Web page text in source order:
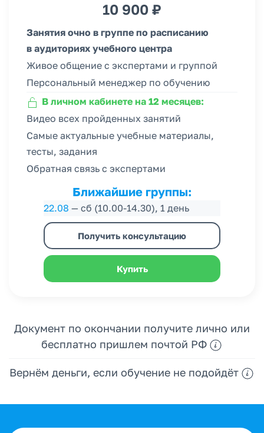
10 900 ₽
Занятия очно в группе по расписанию
в аудиториях учебного центра
Живое общение с экспертами и группой
Персональный менеджер по обучению
В личном кабинете на 12 месяцев:
Видео всех пройденных занятий
Самые актуальные учебные материалы,
тесты, задания
Обратная связь с экспертами
Ближайшие группы:
22.08 — сб (10.00-14.30), 1 день
Получить консультацию
Купить
Документ по окончании получите лично или
бесплатно пришлем почтой РФ
Вернём деньги, если обучение не подойдёт